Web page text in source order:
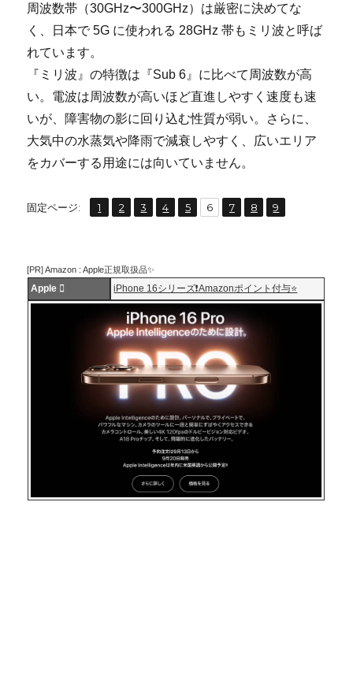
周波数帯（30GHz〜300GHz）は厳密に決めてな
く、日本で 5G に使われる 28GHz 帯もミリ波と呼ば
れています。
『ミリ波』の特徴は『Sub 6』に比べて周波数が高
い。電波は周波数が高いほど直進しやすく速度も速
いが、障害物の影に回り込む性質が弱い。さらに、
大気中の水蒸気や降雨で減衰しやすく、広いエリア
をカバーする用途には向いていません。
固定ページ:
固
ジ
1 ,
固
ジ
2 ,
固
ジ
3 ,
固
ジ
4 ,固
ジ
5 ,
固
ジ
6 ,
固
ジ
7 ,
固
ジ
8 ,
固
ジ
9
[PR] Amazon : Apple正規取扱品✨
Apple  iPhone 16シリーズ❗️Amazonポイント付与⭐️